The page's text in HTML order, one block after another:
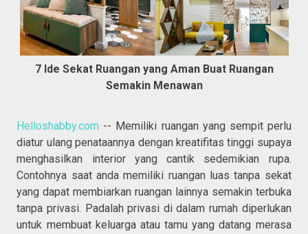
7 Ide Sekat Ruangan yang Aman Buat Ruangan
Semakin Menawan
Helloshabby.com -- Memiliki ruangan yang sempit perlu
diatur ulang penataannya dengan kreatifitas tinggi supaya
menghasilkan interior yang cantik sedemikian rupa.
Contohnya saat anda memiliki ruangan luas tanpa sekat
yang dapat membiarkan ruangan lainnya semakin terbuka
tanpa privasi. Padalah privasi di dalam rumah diperlukan
untuk membuat keluarga atau tamu yang datang merasa